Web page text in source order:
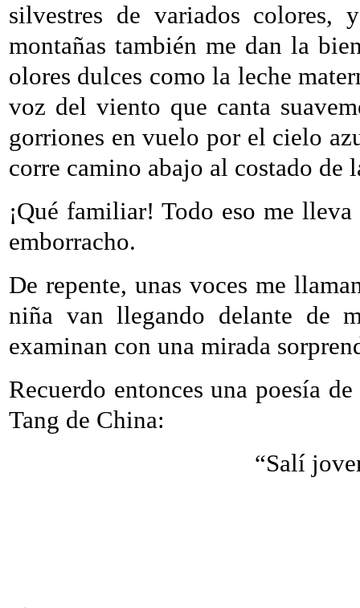
silvestres de variados colores,
montañas también me dan la
olores dulces como la leche
voz del viento que canta
gorriones en vuelo por el cielo
corre camino abajo al costado de
¡Qué familiar! Todo eso me
emborracho.
De repente, unas voces me
niña van llegando delante de
examinan con una mirada
Recuerdo entonces una poesía
Tang de China:
“Salí